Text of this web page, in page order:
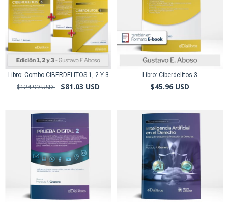
Libro: Combo CIBERDELITOS 1, 2 Y 3
$124.99 USD $81.03 USD
Libro: Ciberdelitos 3
$45.96 USD